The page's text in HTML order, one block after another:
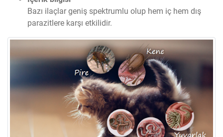
Bazı ilaçlar geniş spektrumlu olup hem iç hem dış
parazitlere karşı etkilidir.